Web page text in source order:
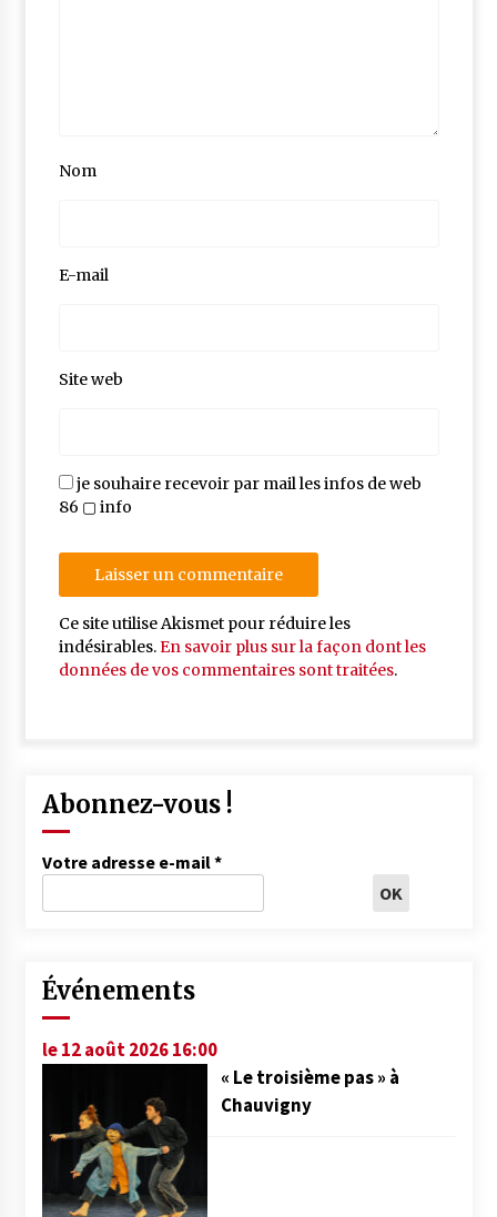
Nom
E-mail
Site web
je souhaire recevoir par mail les infos de web
86 ▢ info
Ce site utilise Akismet pour réduire les
indésirables.En savoir plus sur la façon dont les
données de vos commentaires sont traitées.
Abonnez-vous !
Votre adresse e-mail*
Événements
le 12 août 2026 16:00
« Le troisième pas » à
Chauvigny